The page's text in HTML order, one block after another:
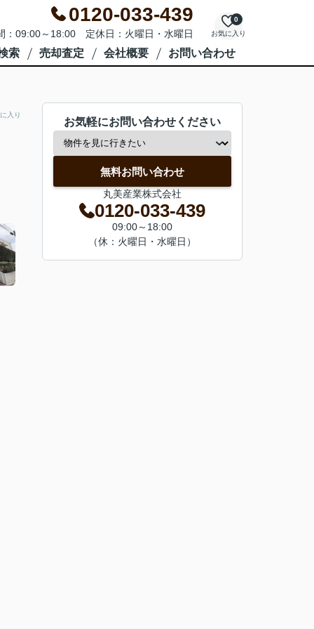
0120-033-439
：09:00～18:00 定休日：火曜日・水曜日 お気に入り
0
索 売却査定 会社概要 お問い合わせ
入り
お気軽にお問い合わせください
無料お問い合わせ
丸美産業株式会社
0120-033-439
09:00～18:00
（休：火曜日・水曜日）